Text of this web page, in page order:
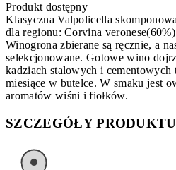
Produkt dostępny
Klasyczna Valpolicella
dla regionu: Corvina
Winogrona zbierane są ręcznie, a
selekcjonowane. Gotowe wino
kadziach stalowych i cementowych
miesiące w butelce. W smaku jest
aromatów wiśni i fiołków.
SZCZEGÓŁY PRODUKTU